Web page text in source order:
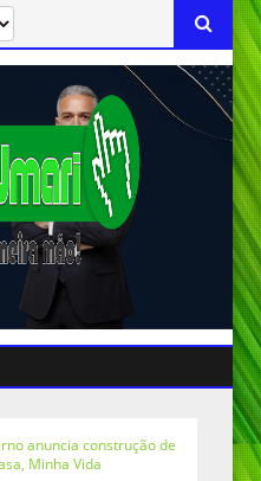
anuncia construção de
Minha Vida